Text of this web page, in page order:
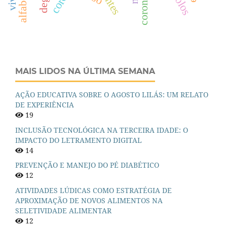
MAIS LIDOS NA ÚLTIMA SEMANA
AÇÃO EDUCATIVA SOBRE O AGOSTO LILÁS: UM RELATO
DE EXPERIÊNCIA
19
INCLUSÃO TECNOLÓGICA NA TERCEIRA IDADE: O
IMPACTO DO LETRAMENTO DIGITAL
14
PREVENÇÃO E MANEJO DO PÉ DIABÉTICO
12
ATIVIDADES LÚDICAS COMO ESTRATÉGIA DE
APROXIMAÇÃO DE NOVOS ALIMENTOS NA
SELETIVIDADE ALIMENTAR
12